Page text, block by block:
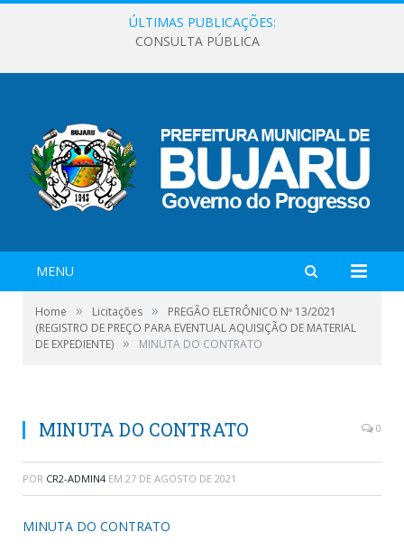
ÚLTIMAS PUBLICAÇÕES:
CONSULTA PÚBLICA
MENU
Home » Licitações »
PREGÃO ELETRÔNICO Nº 13/2021
(REGISTRO DE PREÇO PARA EVENTUAL AQUISIÇÃO DE MATERIAL
DE EXPEDIENTE) » MINUTA DO CONTRATO
MINUTA DO CONTRATO 0
POR CR2-ADMIN4 EM 27 DE AGOSTO DE 2021
MINUTA DO CONTRATO